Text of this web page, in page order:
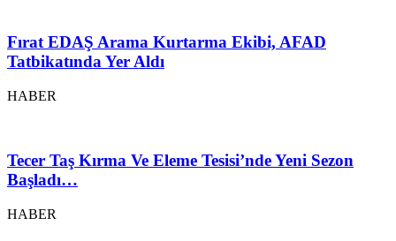
Fırat EDAŞ Arama Kurtarma Ekibi, AFAD
Tatbikatında Yer Aldı
HABER
Tecer Taş Kırma Ve Eleme Tesisi’nde Yeni Sezon
Başladı…
HABER